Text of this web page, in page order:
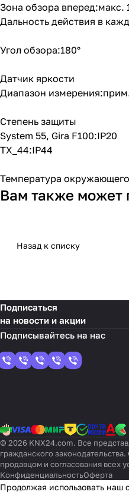
Зона обзора вперед:макс.
Дальность действия в
Угол обзора:180°
Датчик яркости
Диапазон
Степень защиты
System 55, Gira F100:IP20
TX_44:IP44
Температура окружающего
Вам также может
Назад к списку
Подписаться
на новости и акции
© 2026 KNX24.com. Все
гражданского
продавцом и согласования всех
КонфиденциальностьОферта
Продолжая использовать наш